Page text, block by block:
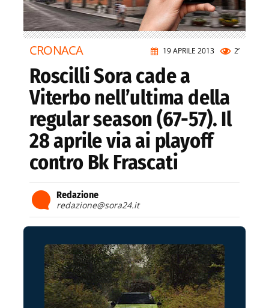
19 APRILE 2013 2’
CRONACA
Roscilli Sora cade a
Viterbo nell’ultima della
regular season (67-57). Il
28 aprile via ai playoff
contro Bk Frascati
Redazione
redazione@sora24.it